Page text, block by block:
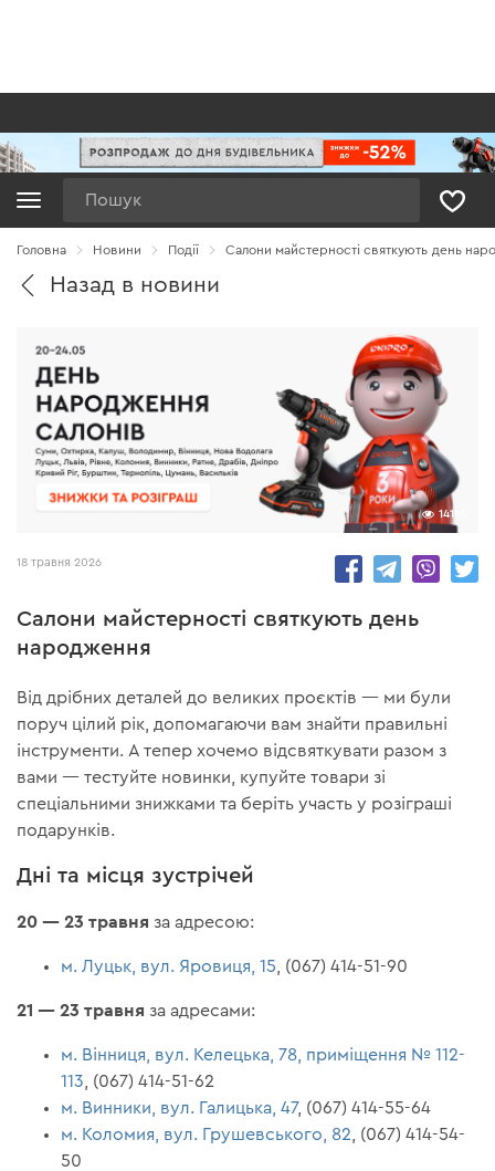
Головна Новини Події Салони майстерності святкують день
Назад в новини
14165
18 травня 2026
Салони майстерності святкують день
народження
Від дрібних деталей до великих проєктів — ми були
поруч цілий рік, допомагаючи вам знайти правильні
інструменти. А тепер хочемо відсвяткувати разом з
вами — тестуйте новинки, купуйте товари зі
спеціальними знижками та беріть участь у розіграші
подарунків.
Дні та місця зустрічей
20 — 23 травня за адресою:
м. Луцьк, вул. Яровиця, 15 , (067) 414-51-90
21 — 23 травня за адресами:
м. Вінниця, вул. Келецька, 78, приміщення № 112-
113 , (067) 414-51-62
м. Винники, вул. Галицька, 47, (067) 414-55-64
м. Коломия, вул. Грушевського, 82 , (067) 414-54-
50